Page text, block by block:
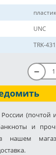
пластик
UNC
TRK-431
(почтой
и
нашем